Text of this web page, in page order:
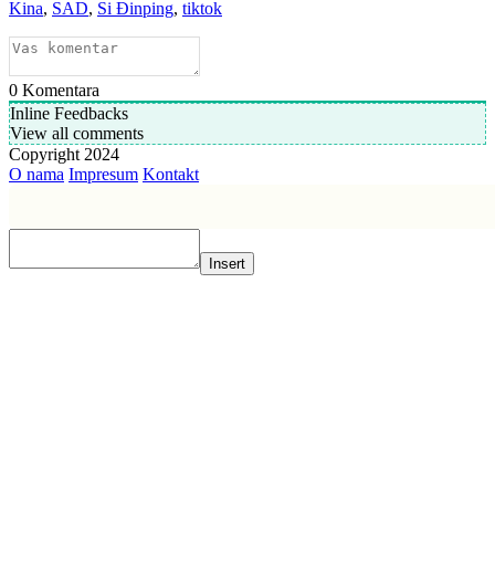
Kina, SAD, Si Đinping, tiktok
0 Komentara
Inline Feedbacks
View all comments
Copyright 2024
O nama Impresum Kontakt
Insert